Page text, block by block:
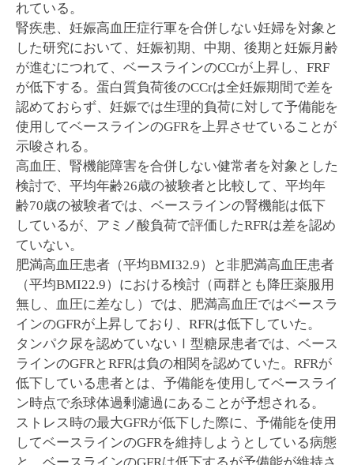
れている。
腎疾患、妊娠高血圧症行軍を合併しない妊婦を対象と
した研究において、妊娠初期、中期、後期と妊娠月齢
が進むにつれて、ベースラインのCCrが上昇し、FRF
が低下する。蛋白質負荷後のCCrは全妊娠期間で差を
認めておらず、妊娠では生理的負荷に対して予備能を
使用してベースラインのGFRを上昇させていることが
示唆される。
高血圧、腎機能障害を合併しない健常者を対象とした
検討で、平均年齢26歳の被験者と比較して、平均年
齢70歳の被験者では、ベースラインの腎機能は低下
しているが、アミノ酸負荷で評価したRFRは差を認め
ていない。
肥満高血圧患者（平均BMI32.9）と非肥満高血圧患者
（平均BMI22.9）における検討（両群とも降圧薬服用
無し、血圧に差なし）では、肥満高血圧ではベースラ
インのGFRが上昇しており、RFRは低下していた。
タンパク尿を認めていないⅠ型糖尿患者では、ベース
ラインのGFRとRFRは負の相関を認めていた。RFRが
低下している患者とは、予備能を使用してベースライ
ン時点で糸球体過剰濾過にあることが予想される。
ストレス時の最大GFRが低下した際に、予備能を使用
してベースラインのGFRを維持しようとしている病態